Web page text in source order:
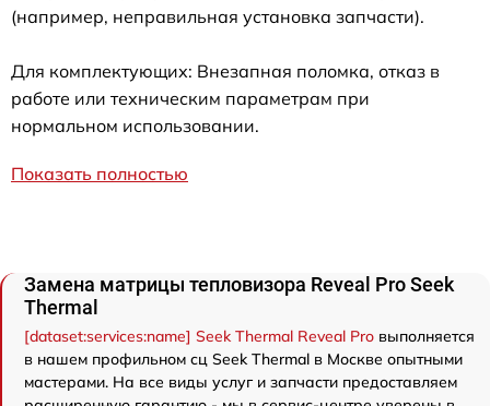
(например, неправильная установка запчасти).
Для комплектующих: Внезапная поломка, отказ в
работе или техническим параметрам при
нормальном использовании.
Показать полностью
Замена матрицы тепловизора Reveal Pro Seek
Thermal
[dataset:services:name] Seek Thermal Reveal Pro выполняется
в нашем профильном сц Seek Thermal в Москве опытными
мастерами. На все виды услуг и запчасти предоставляем